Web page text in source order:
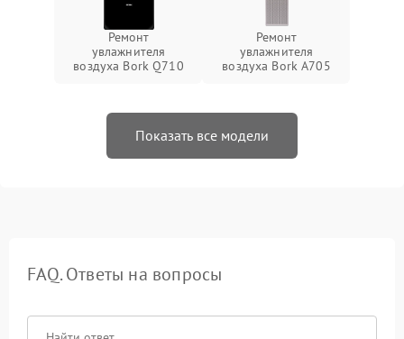
Ремонт
увлажнителя
воздуха Bork Q710
Ремонт
увлажнителя
воздуха Bork A705
Показать все модели
FAQ. Ответы на вопросы